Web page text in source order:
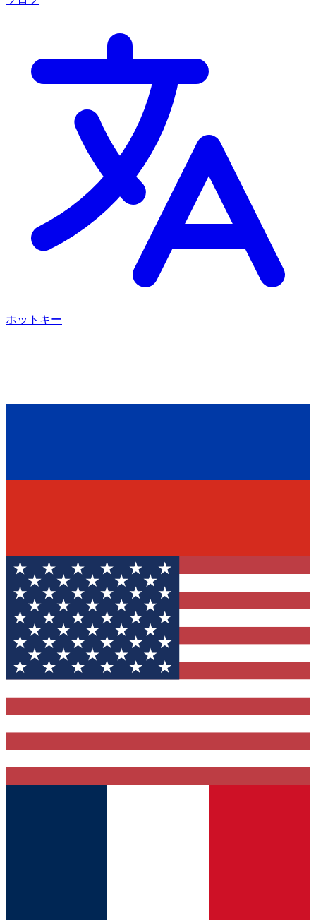
ホットキー